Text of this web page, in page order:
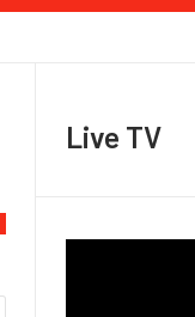
Live TV